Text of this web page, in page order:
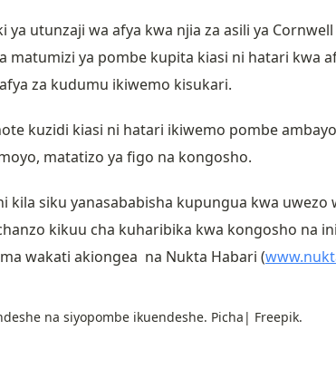
utunzaji wa afya kwa njia za asili ya
matumizi ya pombe kupita kiasi ni hatari kwa
za kudumu ikiwemo kisukari.
kuzidi kiasi ni hatari ikiwemo pombe
matatizo ya figo na kongosho.
kila siku yanasababisha kupungua kwa uwezo
kikuu cha kuharibika kwa kongosho na
wakati akiongea na Nukta Habari (
na siyopombe ikuendeshe. Picha| Freepik.